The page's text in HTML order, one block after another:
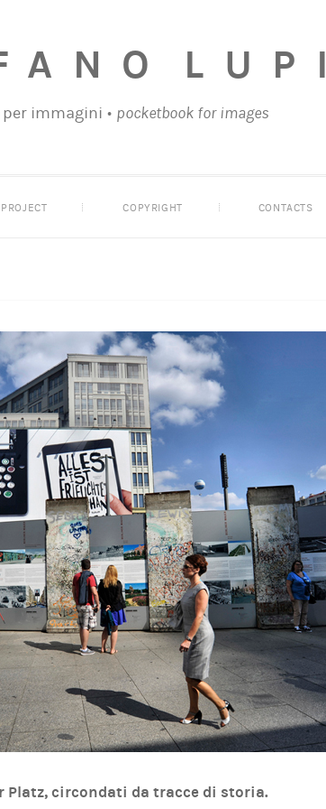
LUPI
immagini • pocketbook for images
PROJECT COPYRIGHT CONTACTS
circondati da tracce di storia.